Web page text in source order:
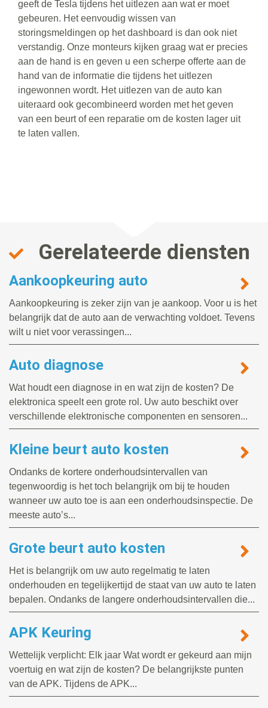
geeft de Tesla tijdens het uitlezen aan wat er moet
gebeuren. Het eenvoudig wissen van
storingsmeldingen op het dashboard is dan ook niet
verstandig. Onze monteurs kijken graag wat er precies
aan de hand is en geven u een scherpe offerte aan de
hand van de informatie die tijdens het uitlezen
ingewonnen wordt. Het uitlezen van de auto kan
uiteraard ook gecombineerd worden met het geven
van een beurt of een reparatie om de kosten lager uit
te laten vallen.
Gerelateerde diensten
Aankoopkeuring auto
Aankoopkeuring is zeker zijn van je aankoop. Voor u is het
belangrijk dat de auto aan de verwachting voldoet. Tevens
wilt u niet voor verassingen...
Auto diagnose
Wat houdt een diagnose in en wat zijn de kosten? De
elektronica speelt een grote rol. Uw auto beschikt over
verschillende elektronische componenten en sensoren...
Kleine beurt auto kosten
Ondanks de kortere onderhoudsintervallen van
tegenwoordig is het toch belangrijk om bij te houden
wanneer uw auto toe is aan een onderhoudsinspectie. De
meeste auto’s...
Grote beurt auto kosten
Het is belangrijk om uw auto regelmatig te laten
onderhouden en tegelijkertijd de staat van uw auto te laten
bepalen. Ondanks de langere onderhoudsintervallen die...
APK Keuring
Wettelijk verplicht: Elk jaar Wat wordt er gekeurd aan mijn
voertuig en wat zijn de kosten? De belangrijkste punten
van de APK. Tijdens de APK...